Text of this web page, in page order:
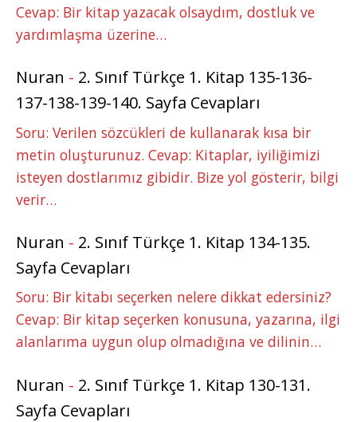
Cevap: Bir kitap yazacak olsaydım, dostluk ve
yardımlaşma üzerine…
Nuran - 2. Sınıf Türkçe 1. Kitap 135-136-
137-138-139-140. Sayfa Cevapları
Soru: Verilen sözcükleri de kullanarak kısa bir
metin oluşturunuz. Cevap: Kitaplar, iyiliğimizi
isteyen dostlarımız gibidir. Bize yol gösterir, bilgi
verir…
Nuran - 2. Sınıf Türkçe 1. Kitap 134-135.
Sayfa Cevapları
Soru: Bir kitabı seçerken nelere dikkat edersiniz?
Cevap: Bir kitap seçerken konusuna, yazarına, ilgi
alanlarıma uygun olup olmadığına ve dilinin…
Nuran - 2. Sınıf Türkçe 1. Kitap 130-131.
Sayfa Cevapları